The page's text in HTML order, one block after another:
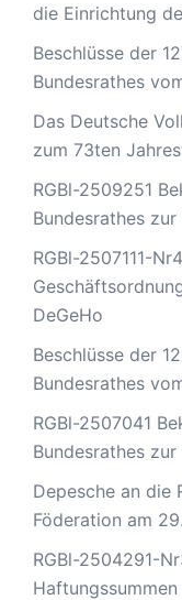
die Einrichtung
Beschlüsse der
Bundesrathes
Das Deutsche
zum 73ten
RGBl-2509251
Bundesrathes
RGBl-2507111-
DeGeHo
Beschlüsse der
Bundesrathes
RGBl-2507041
Bundesrathes
Depesche an die
Föderation am
RGBl-2504291-